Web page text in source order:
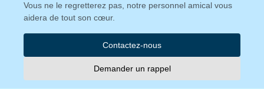
Vous ne le regretterez pas, notre personnel amical vous
aidera de tout son cœur.
Contactez-nous
Demander un rappel